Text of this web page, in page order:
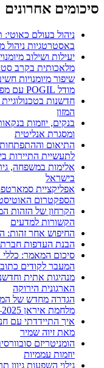
סיכומים אחרונים
באסטרטגיות ניהול
יעילות ושילוב
מלאכותית בקרב
שיפור מיומנויות
מודל POGIL עם מפת חשיבה דיגיטלית
חדשנות
המזון
בנקים, יוזמות
ומסגרת אנליטית
התיאום וההתפתחות
לתעשיית התיירות
אלימות במשפחה,
בישראל
אפליקציית
הספקטרום
הקרחון של הזהות
הקשורות למדעים
החיפוש אחר זהות:
הבנת העדפות
סיכום המאמר:
המעבר לקודים
מנהיגות אתית
הארגונית הירוקה
הגדרה מחדש של
מלחמת איראן 2025–2026 כמקרה בוחן
איך התיידדתי עם
מאת זיוה שמיר
הומניטריזם
יוזמות עממיות
גילוי השפעות